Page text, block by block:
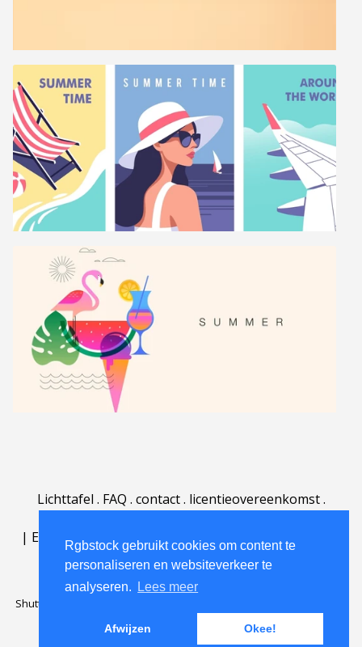
Rgbstock gebruikt cookies om content te
personaliseren en websiteverkeer te
analyseren.
Lees meer
Afwijzen Okee!
Lichttafel . FAQ . contact. licentieovereenkomst.
| English | Deutsch Español | Português
Nederlands|
Shutterstock official partner of Rgbstock
Rgbstock